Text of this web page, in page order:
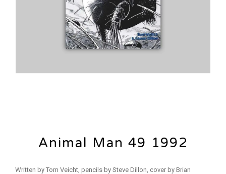
Animal Man 49 1992
Written by Tom Veicht, pencils by Steve Dillon, cover by Brian